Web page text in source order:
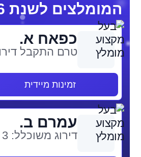
המומלצים לשנת 2026 בתחום שמאי רכב
כפאח א.
טרם התקבל
זמינות מיידית
עמרם ב.
דירוג משוכלל: 3